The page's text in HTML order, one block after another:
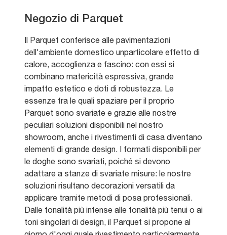
Negozio di Parquet
Il Parquet conferisce alle pavimentazioni
dell'ambiente domestico unparticolare effetto di
calore, accoglienza e fascino: con essi si
combinano matericità espressiva, grande
impatto estetico e doti di robustezza. Le
essenze tra le quali spaziare per il proprio
Parquet sono svariate e grazie alle nostre
peculiari soluzioni disponibili nel nostro
showroom, anche i rivestimenti di casa diventano
elementi di grande design. I formati disponibili per
le doghe sono svariati, poiché si devono
adattare a stanze di svariate misure: le nostre
soluzioni risultano decorazioni versatili da
applicare tramite metodi di posa professionali.
Dalle tonalità più intense alle tonalità più tenui o ai
toni singolari di design, il Parquet si propone al